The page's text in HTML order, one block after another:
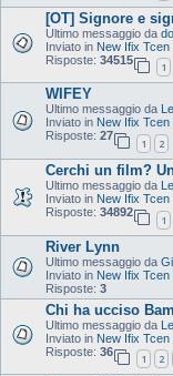
[OT] Signore e
Ultimo messaggio da
Inviato in New Ifix Tcen
Risposte: 34515
1
WIFEY
Ultimo messaggio da
Inviato in New Ifix Tcen
Risposte: 27
1 2
Cerchi un film?
Ultimo messaggio da
Inviato in New Ifix Tcen
Risposte: 34892
1
River Lynn
Ultimo messaggio da
Inviato in New Ifix Tcen
Risposte: 3
Chi ha ucciso
Ultimo messaggio da
Inviato in New Ifix Tcen
Risposte: 36
1 2